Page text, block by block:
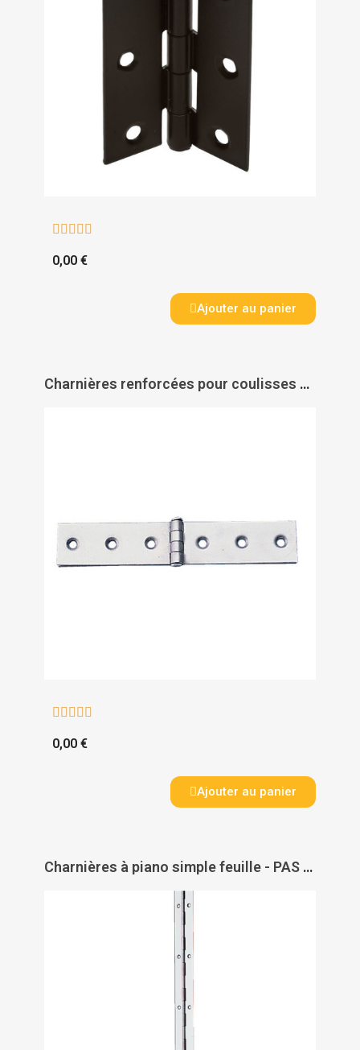
    
0,00 €
Ajouter au panier
Charnières renforcées pour coulisses de lit - acier - PAS DE MARQUE
    
0,00 €
Ajouter au panier
Charnières à piano simple feuille - PAS DE MARQUE